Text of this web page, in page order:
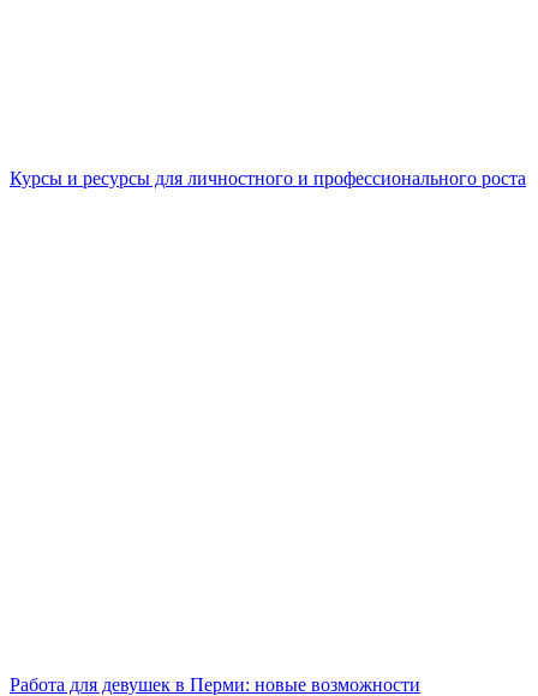
Курсы и ресурсы для личностного и профессионального роста
Работа для девушек в Перми: новые возможности